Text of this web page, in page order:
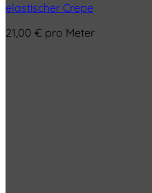
elastischer Crepe
21,00 € pro Meter